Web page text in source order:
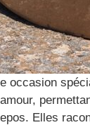
occasion
Elles